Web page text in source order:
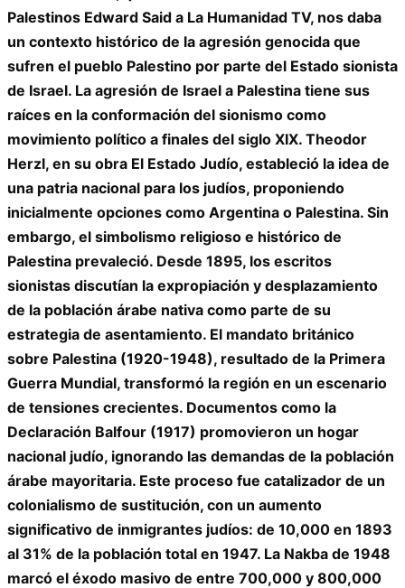
Palestinos Edward Said a La Humanidad TV, nos daba
un contexto histórico de la agresión genocida que
sufren el pueblo Palestino por parte del Estado sionista
de Israel. La agresión de Israel a Palestina tiene sus
raíces en la conformación del sionismo como
movimiento político a finales del siglo XIX. Theodor
Herzl, en su obra El Estado Judío, estableció la idea de
una patria nacional para los judíos, proponiendo
inicialmente opciones como Argentina o Palestina. Sin
embargo, el simbolismo religioso e histórico de
Palestina prevaleció. Desde 1895, los escritos
sionistas discutían la expropiación y desplazamiento
de la población árabe nativa como parte de su
estrategia de asentamiento. El mandato británico
sobre Palestina (1920-1948), resultado de la Primera
Guerra Mundial, transformó la región en un escenario
de tensiones crecientes. Documentos como la
Declaración Balfour (1917) promovieron un hogar
nacional judío, ignorando las demandas de la población
árabe mayoritaria. Este proceso fue catalizador de un
colonialismo de sustitución, con un aumento
significativo de inmigrantes judíos: de 10,000 en 1893
al 31% de la población total en 1947. La Nakba de 1948
marcó el éxodo masivo de entre 700,000 y 800,000